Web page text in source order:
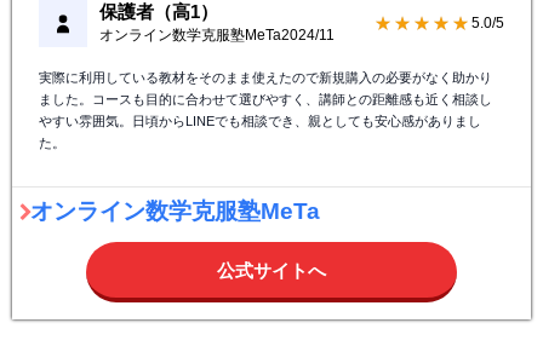
保護者（高1）
オンライン数学克服塾MeTa2024/11
★★★★★ 5.0/5
実際に利用している教材をそのまま使えたので新規購入の必要がなく助かり
ました。コースも目的に合わせて選びやすく、講師との距離感も近く相談し
やすい雰囲気。日頃からLINEでも相談でき、親としても安心感がありまし
た。
オンライン数学克服塾MeTa
公式サイトへ